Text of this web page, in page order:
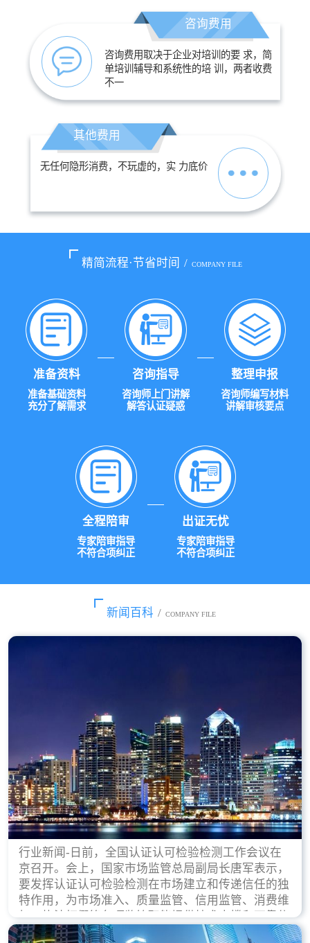
咨询费用
咨询费用取决于企业对培训的要 求，简
单培训辅导和系统性的培 训，两者收费
不一
其他费用
无任何隐形消费，不玩虚的，实 力底价
精简流程·节省时间 / COMPANY FILE
准备资料
准备基础资料
充分了解需求
咨询指导
咨询师上门讲解
解答认证疑惑
整理申报
咨询师编写材料
讲解审核要点
全程陪审
专家陪审指导
不符合项纠正
出证无忧
专家陪审指导
不符合项纠正
新闻百科 / COMPANY FILE
行业新闻-日前，全国认证认可检验检测工作会议在
京召开。会上，国家市场监管总局副局长唐军表示，
要发挥认证认可检验检测在市场建立和传递信任的独
特作用，为市场准入、质量监管、信用监管、消费维
权、执法打假等各项监管职能提供技术支撑和可靠依
据。